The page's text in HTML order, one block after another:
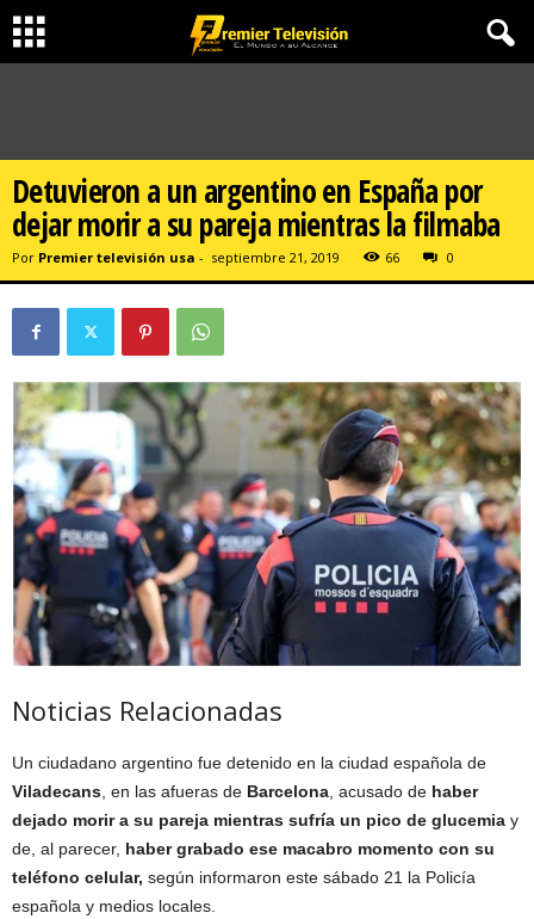
Detuvieron a un argentino en España por
dejar morir a su pareja mientras la filmaba
Por Premier televisión usa - septiembre 21, 2019 66 0
Noticias Relacionadas
Un ciudadano argentino fue detenido en la ciudad española de
Viladecans, en las afueras de Barcelona, acusado de haber
dejado morir a su pareja mientras sufría un pico de glucemia y
de, al parecer, haber grabado ese macabro momento con su
teléfono celular, según informaron este sábado 21 la Policía
española y medios locales.